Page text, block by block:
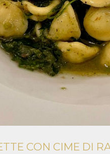
CON CIME DI